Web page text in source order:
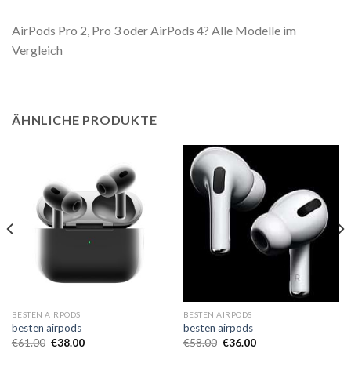
AirPods Pro 2, Pro 3 oder AirPods 4? Alle Modelle im
Vergleich
ÄHNLICHE PRODUKTE
BESTEN AIRPODS
besten airpods
€61.00 €38.00
BESTEN AIRPODS
besten airpods
€58.00 €36.00